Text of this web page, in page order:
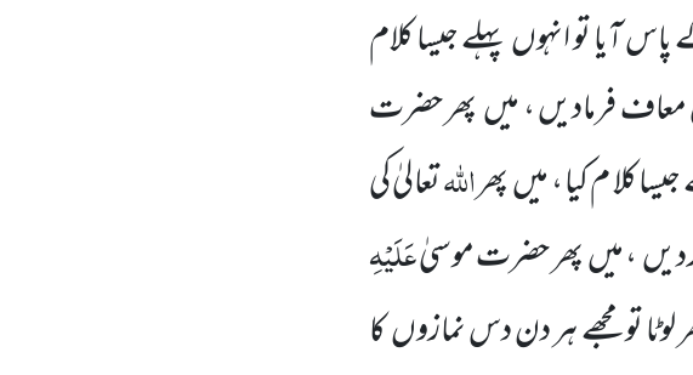
آیا تو انہوں پہلے جیسا کلام
فرمادیں ، میں پھر حضرت
کلا م کیا ، میں پھراللہتعالیٰ کی
، میں پھر حضرت موسیٰعَلَیْہِ
تو مجھے ہر دن دس نمازوں کا